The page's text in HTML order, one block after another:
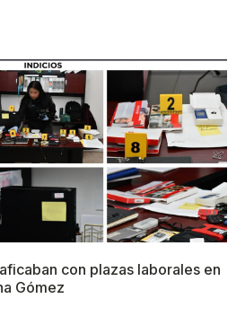
con plazas laborales en
Gómez